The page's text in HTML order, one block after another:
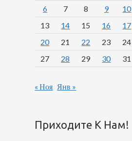
6 7 8 9 10
13
14 15 16 17
20
21 22 23 24
27
28 29 30 31
« Ноя Янв »
Приходите К Нам!